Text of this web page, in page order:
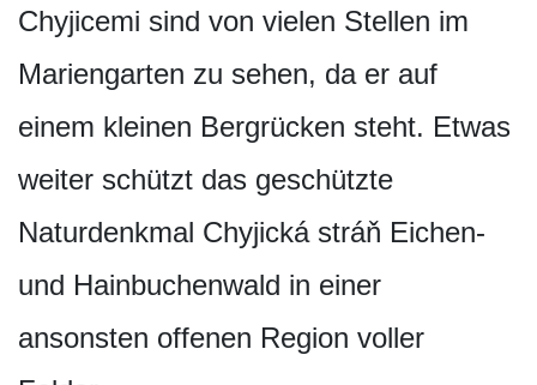
Chyjicemi sind von vielen Stellen im
Mariengarten zu sehen, da er auf
einem kleinen Bergrücken steht. Etwas
weiter schützt das geschützte
Naturdenkmal Chyjická stráň Eichen-
und Hainbuchenwald in einer
ansonsten offenen Region voller